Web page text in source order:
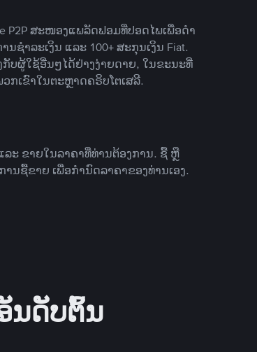
P2P ສະໜອງແພລັດຟອມທີ່ປອດໄພເພື່ອດໍາ
ຊໍາລະເງິນ ແລະ 100+ ສະກຸນເງິນ Fiat.
ບຜູ້ໃຊ້ອື່ນໆໄດ້ຢ່າງງ່າຍດາຍ, ໃນຂະນະທີ່
ກເຂົາໃນຕະຫຼາດຄຣິບໂຕເສລີ.
ະ ຂາຍໃນລາຄາທີ່ທ່ານຕ້ອງການ. ຊື້ ຫຼື
ນຊື້ຂາຍ ເພື່ອກໍານົດລາຄາຂອງທ່ານເອງ.
ນດັບຕົ້ນ